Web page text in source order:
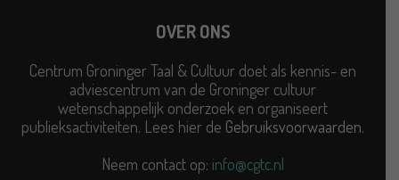
OVER ONS
Centrum Groninger Taal & Cultuur doet als kennis- en
adviescentrum van de Groninger cultuur
wetenschappelijk onderzoek en organiseert
publieksactiviteiten. Lees hier de Gebruiksvoorwaarden.
Neem contact op: info@cgtc.nl